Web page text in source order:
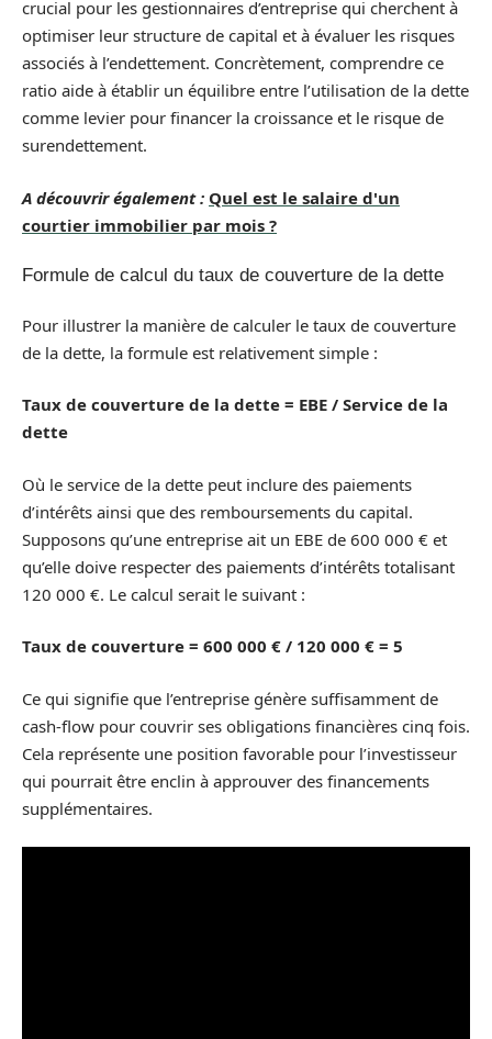
crucial pour les gestionnaires d’entreprise qui cherchent à
optimiser leur structure de capital et à évaluer les risques
associés à l’endettement. Concrètement, comprendre ce
ratio aide à établir un équilibre entre l’utilisation de la dette
comme levier pour financer la croissance et le risque de
surendettement.
A découvrir également : Quel est le salaire d'un
courtier immobilier par mois ?
Formule de calcul du taux de couverture de la dette
Pour illustrer la manière de calculer le taux de couverture
de la dette, la formule est relativement simple :
Taux de couverture de la dette = EBE / Service de la
dette
Où le service de la dette peut inclure des paiements
d’intérêts ainsi que des remboursements du capital.
Supposons qu’une entreprise ait un EBE de 600 000 € et
qu’elle doive respecter des paiements d’intérêts totalisant
120 000 €. Le calcul serait le suivant :
Taux de couverture = 600 000 € / 120 000 € = 5
Ce qui signifie que l’entreprise génère suffisamment de
cash-flow pour couvrir ses obligations financières cinq fois.
Cela représente une position favorable pour l’investisseur
qui pourrait être enclin à approuver des financements
supplémentaires.